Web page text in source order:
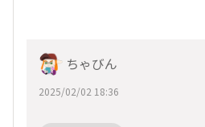
ちゃびん
2025/02/02 18:36